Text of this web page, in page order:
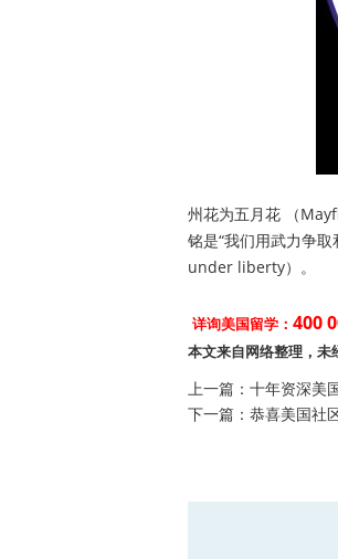
州花为五月花 （
铭是“我们用武力争
under liberty）。
详询美国留学： 400
本文来自网络整理，未
上一篇： 十年资深美
下一篇： 恭喜美国社